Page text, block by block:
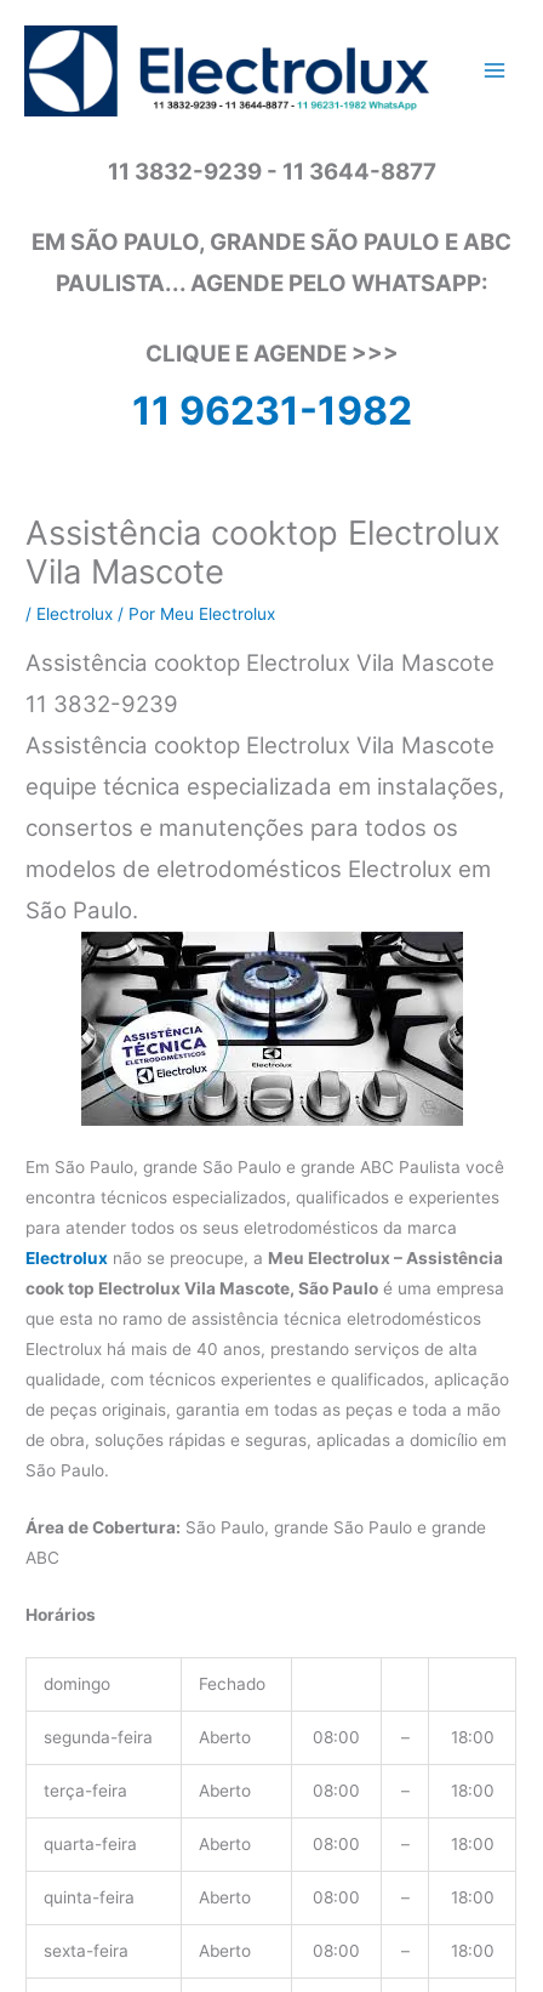
conteúdo
11 3832-9239 - 11 3644-8877
EM SÃO PAULO, GRANDE SÃO PAULO E ABC
PAULISTA... AGENDE PELO WHATSAPP:
CLIQUE E AGENDE >>>
11 96231-1982
Assistência cooktop Electrolux
Vila Mascote
/ Electrolux / Por Meu Electrolux
Assistência cooktop Electrolux Vila Mascote
11 3832-9239
Assistência cooktop Electrolux Vila Mascote
equipe técnica especializada em instalações,
consertos e manutenções para todos os
modelos de eletrodomésticos Electrolux em
São Paulo.
Em São Paulo, grande São Paulo e grande ABC Paulista você
encontra técnicos especializados, qualificados e experientes
para atender todos os seus eletrodomésticos da marca
Electrolux não se preocupe, a Meu Electrolux – Assistência
cook top Electrolux Vila Mascote, São Paulo é uma empresa
que esta no ramo de assistência técnica eletrodomésticos
Electrolux há mais de 40 anos, prestando serviços de alta
qualidade, com técnicos experientes e qualificados, aplicação
de peças originais, garantia em todas as peças e toda a mão
de obra, soluções rápidas e seguras, aplicadas a domicílio em
São Paulo.
Área de Cobertura: São Paulo, grande São Paulo e grande
ABC
Horários
domingo Fechado
segunda-feira Aberto 08:00 – 18:00
terça-feira Aberto 08:00 – 18:00
quarta-feira Aberto 08:00 – 18:00
quinta-feira Aberto 08:00 – 18:00
sexta-feira Aberto 08:00 – 18:00